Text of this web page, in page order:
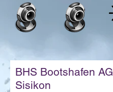
BHS Bootshafen AG
Sisikon